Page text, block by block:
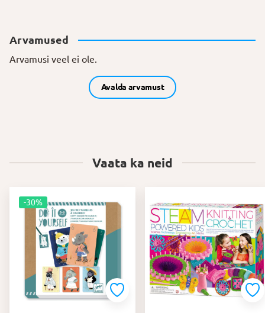
Arvamused
Arvamusi veel ei ole.
Avalda arvamust
Vaata ka neid
-30%